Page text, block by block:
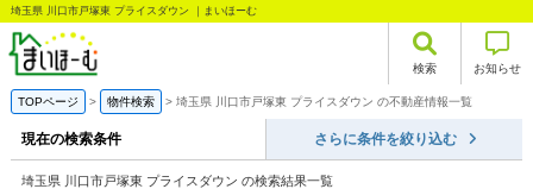
埼玉県 川口市戸塚東 プライスダウン ｜まいほーむ
検索 お知らせ
TOPページ 物件検索 埼玉県 川口市戸塚東 プライスダウン の不動産情報一覧
現在の検索条件 さらに条件を絞り込む
埼玉県 川口市戸塚東 プライスダウン の検索結果一覧